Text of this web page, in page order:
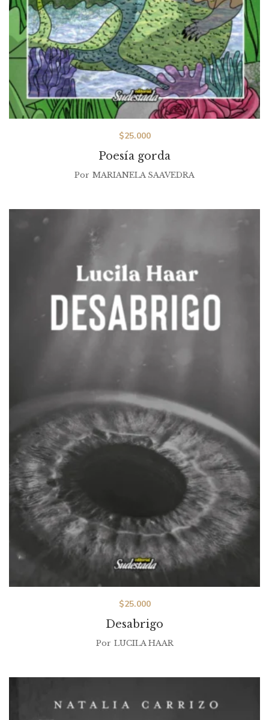
Poesía gorda
$25.000
Por MARIANELA SAAVEDRA
Desabrigo
$25.000
Por LUCILA HAAR